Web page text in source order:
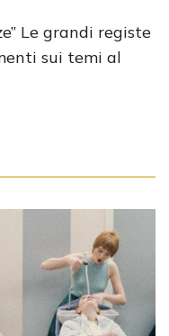
Le grandi registe
sui temi al